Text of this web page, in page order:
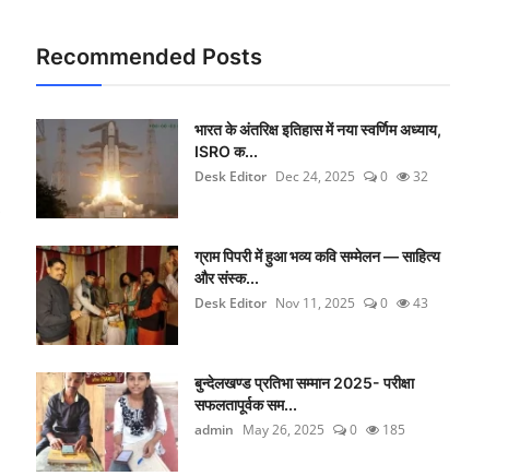
Recommended Posts
भारत के अंतरिक्ष इतिहास में नया स्वर्णिम अध्याय,
ISRO क...
Desk Editor Dec 24, 2025 0 32
ग्राम पिपरी में हुआ भव्य कवि सम्मेलन — साहित्य
और संस्क...
Desk Editor Nov 11, 2025 0 43
बुन्देलखण्ड प्रतिभा सम्मान 2025- परीक्षा
सफलतापूर्वक सम...
admin May 26, 2025 0 185